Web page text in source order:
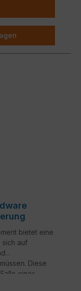
bietet eine
sich auf
Diese
eines